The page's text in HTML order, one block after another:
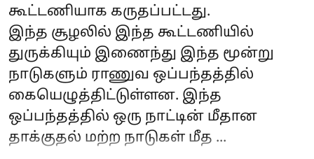
கூட்டணியாக கருதப்பட்டது.
இந்த சூழலில் இந்த கூட்டணியில்
துருக்கியும் இணைந்து இந்த மூன்று
நாடுகளும் ராணுவ ஒப்பந்தத்தில்
கையெழுத்திட்டுள்ளன. இந்த
ஒப்பந்தத்தில் ஒரு நாட்டின் மீதான
தாக்குதல் மற்ற நாடுகள் மீத ...